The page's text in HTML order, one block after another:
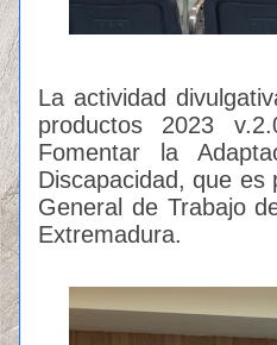
La actividad
productos 2023
Fomentar la
Discapacidad, que es
General de Trabajo
Extremadura.